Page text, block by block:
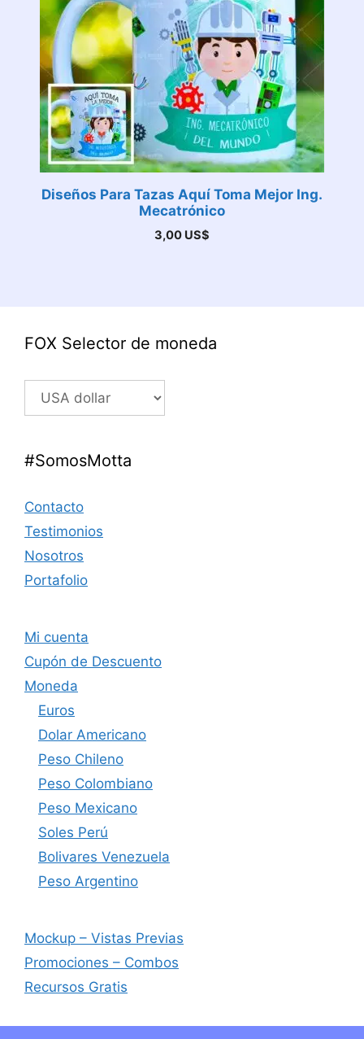
Diseños Para Tazas Aquí Toma Mejor Ing.
Mecatrónico
3,00 US$
FOX Selector de moneda
#SomosMotta
Contacto
Testimonios
Nosotros
Portafolio
Mi cuenta
Cupón de Descuento
Moneda
Euros
Dolar Americano
Peso Chileno
Peso Colombiano
Peso Mexicano
Soles Perú
Bolivares Venezuela
Peso Argentino
Mockup – Vistas Previas
Promociones – Combos
Recursos Gratis